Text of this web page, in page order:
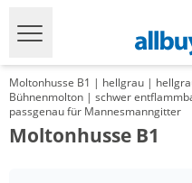
Moltonhusse B1 | hellgrau |
Bühnenmolton | schwer
passgenau für Mannesmanngitter
Moltonhusse B1